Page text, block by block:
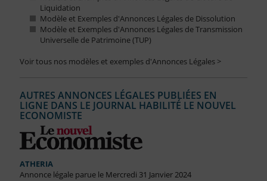
Liquidation
Modèle et Exemples d'Annonces Légales de Dissolution
Modèle et Exemples d'Annonces Légales de Transmission
Universelle de Patrimoine (TUP)
Voir tous nos modèles et exemples d'Annonces Légales >
AUTRES ANNONCES LÉGALES PUBLIÉES EN
LIGNE DANS LE JOURNAL HABILITÉ LE NOUVEL
ECONOMISTE
ATHERIA
Annonce légale parue le Mercredi 31 Janvier 2024